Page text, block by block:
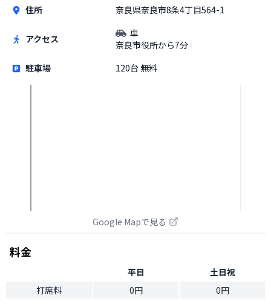
住所 奈良県奈良市8条4丁目564-1
アクセス
車
奈良市役所から7分
駐車場
120台 無料
Google Mapで見る
料金
平日
土日祝
打席料
0円
0円